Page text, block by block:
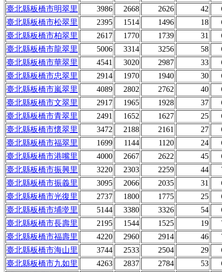
臺北縣板橋市明翠里
3986 2668 2626 42
臺北縣板橋市松翠里
2395 1514 1496 18
臺北縣板橋市柏翠里
2617 1770 1739 31
臺北縣板橋市龍翠里
5006 3314 3256 58
臺北縣板橋市華翠里
4541 3020 2987 33
臺北縣板橋市忠翠里
2914 1970 1940 30
臺北縣板橋市嵐翠里
4089 2802 2762 40
臺北縣板橋市文翠里
2917 1965 1928 37
臺北縣板橋市青翠里
2491 1652 1627 25
臺北縣板橋市懷翠里
3472 2188 2161 27
臺北縣板橋市福翠里
1699 1144 1120 24
臺北縣板橋市港嘴里
4000 2667 2622 45
臺北縣板橋市振興里
3220 2303 2259 44
臺北縣板橋市振義里
3095 2066 2035 31
臺北縣板橋市光復里
2737 1800 1775 25
臺北縣板橋市埔墘里
5144 3380 3326 54
臺北縣板橋市長壽里
2195 1544 1525 19
臺北縣板橋市福壽里
4220 2960 2914 46
臺北縣板橋市海山里
3744 2533 2504 29
臺北縣板橋市九如里
4263 2837 2784 53